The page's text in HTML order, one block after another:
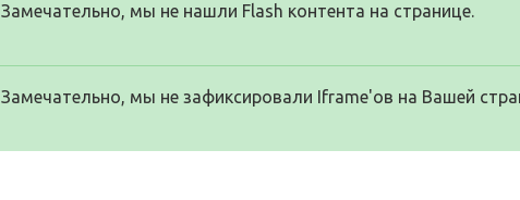
Замечательно, мы не нашли Flash контента на странице.
Замечательно, мы не зафиксировали Iframe'ов на Вашей